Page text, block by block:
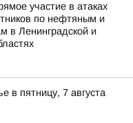
участие в атаках
по нефтяным и
в Ленинградской и
в пятницу, 7 августа